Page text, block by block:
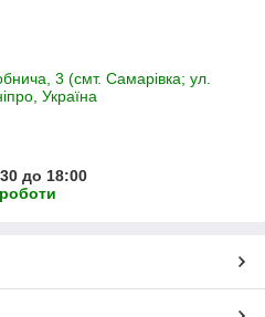
3 (смт. Самарівка; ул.
Україна
до 18:00